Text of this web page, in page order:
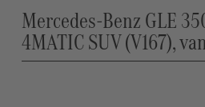
Mercedes-Benz GLE
4MATIC SUV (V167),